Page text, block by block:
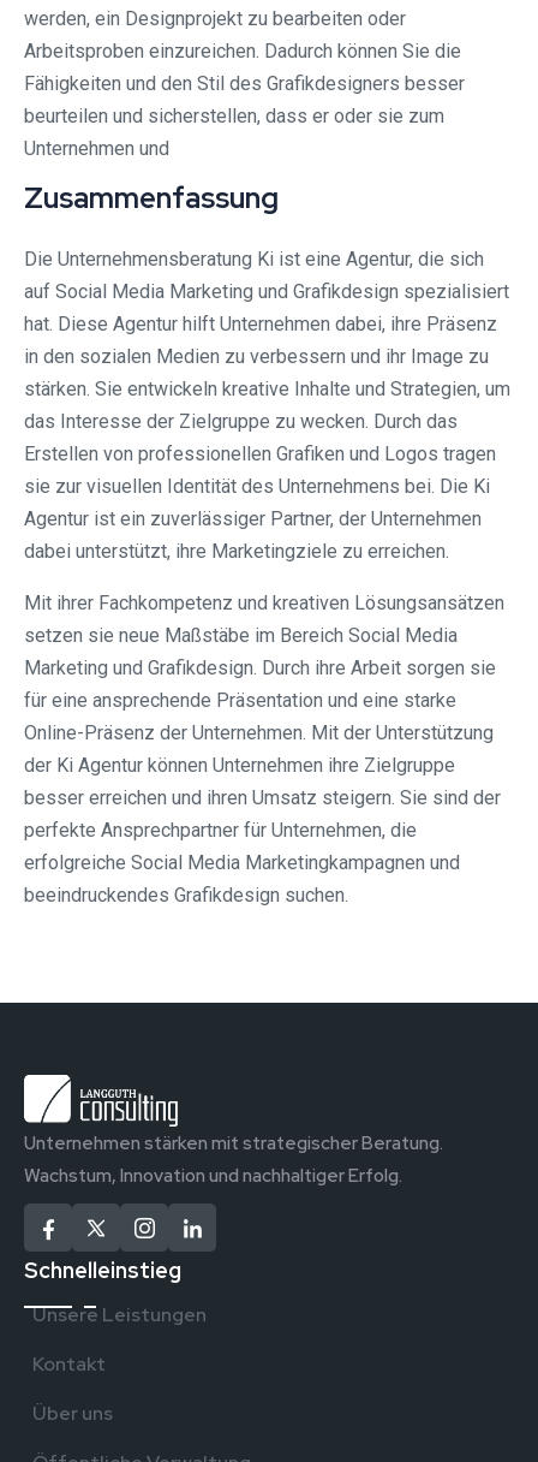
werden, ein Designprojekt zu bearbeiten oder
Arbeitsproben einzureichen. Dadurch können Sie die
Fähigkeiten und den Stil des Grafikdesigners besser
beurteilen und sicherstellen, dass er oder sie zum
Unternehmen und
Zusammenfassung
Die Unternehmensberatung Ki ist eine Agentur, die sich
auf Social Media Marketing und Grafikdesign spezialisiert
hat. Diese Agentur hilft Unternehmen dabei, ihre Präsenz
in den sozialen Medien zu verbessern und ihr Image zu
stärken. Sie entwickeln kreative Inhalte und Strategien, um
das Interesse der Zielgruppe zu wecken. Durch das
Erstellen von professionellen Grafiken und Logos tragen
sie zur visuellen Identität des Unternehmens bei. Die Ki
Agentur ist ein zuverlässiger Partner, der Unternehmen
dabei unterstützt, ihre Marketingziele zu erreichen.
Mit ihrer Fachkompetenz und kreativen Lösungsansätzen
setzen sie neue Maßstäbe im Bereich Social Media
Marketing und Grafikdesign. Durch ihre Arbeit sorgen sie
für eine ansprechende Präsentation und eine starke
Online-Präsenz der Unternehmen. Mit der Unterstützung
der Ki Agentur können Unternehmen ihre Zielgruppe
besser erreichen und ihren Umsatz steigern. Sie sind der
perfekte Ansprechpartner für Unternehmen, die
erfolgreiche Social Media Marketingkampagnen und
beeindruckendes Grafikdesign suchen.
Unternehmen stärken mit strategischer Beratung.
Wachstum, Innovation und nachhaltiger Erfolg.
Schnelleinstieg
Unsere Leistungen
Kontakt
Über uns